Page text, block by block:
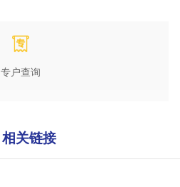
专户查询
相关链接